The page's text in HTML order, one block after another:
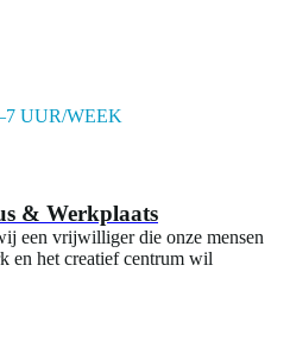
UUR/WEEK
& Werkplaats
een vrijwilliger die onze mensen
en het creatief centrum wil